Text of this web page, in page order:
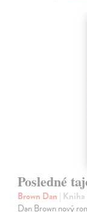
Posledné
Brown Dan | Kniha
Dan Brown nový